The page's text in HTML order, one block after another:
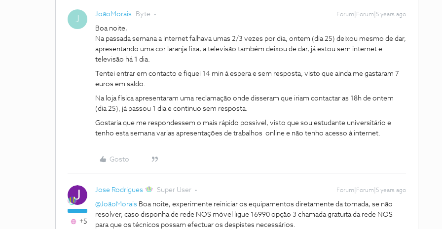
J JoãoMorais Byte Forum|Forum|5 years ago
Boa noite,
Na passada semana a internet falhava umas 2/3 vezes por dia, ontem (dia 25) deixou mesmo de dar,
apresentando uma cor laranja fixa, a televisão também deixou de dar, já estou sem internet e
televisão há 1 dia.
Tentei entrar em contacto e fiquei 14 min á espera e sem resposta, visto que ainda me gastaram 7
euros em saldo.
Na loja física apresentaram uma reclamação onde disseram que iriam contactar as 18h de ontem
(dia 25), já passou 1 dia e continuo sem resposta.
Gostaria que me respondessem o mais rápido possível, visto que sou estudante universitário e
tenho esta semana varias apresentações de trabalhos online e não tenho acesso á internet.
Gosto
+5
Jose Rodrigues Super User Forum|Forum|5 years ago
@JoãoMorais Boa noite, experimente reiniciar os equipamentos diretamente da tomada, se não
resolver, caso disponha de rede NOS móvel ligue 16990 opção 3 chamada gratuita da rede NOS
para que os técnicos possam efectuar os despistes necessários.